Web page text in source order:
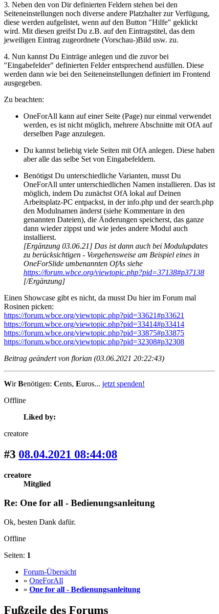
3. Neben den von Dir definierten Feldern stehen bei den
Seiteneinstellungen noch diverse andere Platzhalter zur Verfügung,
diese werden aufgelistet, wenn auf den Button "Hilfe" geklickt
wird. Mit diesen greifst Du z.B. auf den Eintragstitel, das dem
jeweiligen Eintrag zugeordnete (Vorschau-)Bild usw. zu.
4. Nun kannst Du Einträge anlegen und die zuvor bei
"Eingabefelder" definierten Felder entsprechend ausfüllen. Diese
werden dann wie bei den Seiteneinstellungen definiert im Frontend
ausgegeben.
Zu beachten:
OneForAll kann auf einer Seite (Page) nur einmal verwendet
werden, es ist nicht möglich, mehrere Abschnitte mit OfA auf
derselben Page anzulegen.
Du kannst beliebig viele Seiten mit OfA anlegen. Diese haben
aber alle das selbe Set von Eingabefeldern.
Benötigst Du unterschiedliche Varianten, musst Du
OneForAll unter unterschiedlichen Namen installieren. Das ist
möglich, indem Du zunächst OfA lokal auf Deinen
Arbeitsplatz-PC entpackst, in der info.php und der search.php
den Modulnamen änderst (siehe Kommentare in den
genannten Dateien), die Änderungen speicherst, das ganze
dann wieder zippst und wie jedes andere Modul auch
installierst.
[Ergänzung 03.06.21] Das ist dann auch bei Modulupdates
zu berücksichtigen - Vorgehensweise am Beispiel eines in
OneForSlide umbenannten OfAs siehe
https://forum.wbce.org/viewtopic.php?pid=37138#p37138
[/Ergänzung]
Einen Showcase gibt es nicht, da musst Du hier im Forum mal
Rosinen picken:
https://forum.wbce.org/viewtopic.php?pid=33621#p33621
https://forum.wbce.org/viewtopic.php?pid=33414#p33414
https://forum.wbce.org/viewtopic.php?pid=33875#p33875
https://forum.wbce.org/viewtopic.php?pid=32308#p32308
Beitrag geändert von florian (03.06.2021 20:22:43)
WirBenötigen: Cents, Euros... jetzt spenden!
Offline
Liked by:
creatore
#3 08.04.2021 08:44:08
creatore
Mitglied
Re: One for all - Bedienungsanleitung
Ok, besten Dank dafür.
Offline
Seiten: 1
Forum-Übersicht
» OneForAll
» One for all - Bedienungsanleitung
Fußzeile des Forums